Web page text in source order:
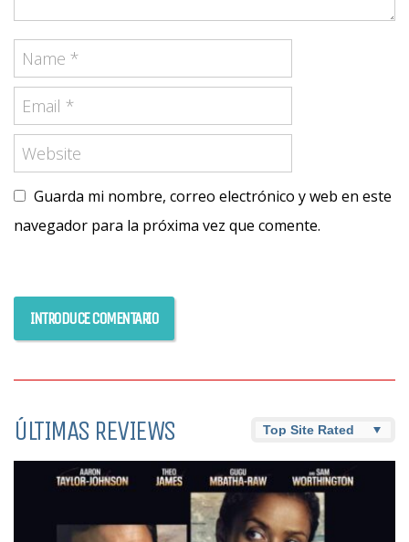
Guarda mi nombre, correo electrónico y web en este
navegador para la próxima vez que comente.
ÚLTIMAS REVIEWS